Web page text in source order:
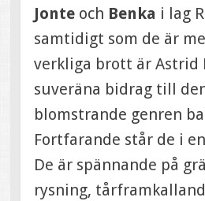
Jonte och Benka i lag
samtidigt som de är
verkliga brott är Astrid
suveräna bidrag till
blomstrande genren
Fortfarande står de i
De är spännande på
rysning,